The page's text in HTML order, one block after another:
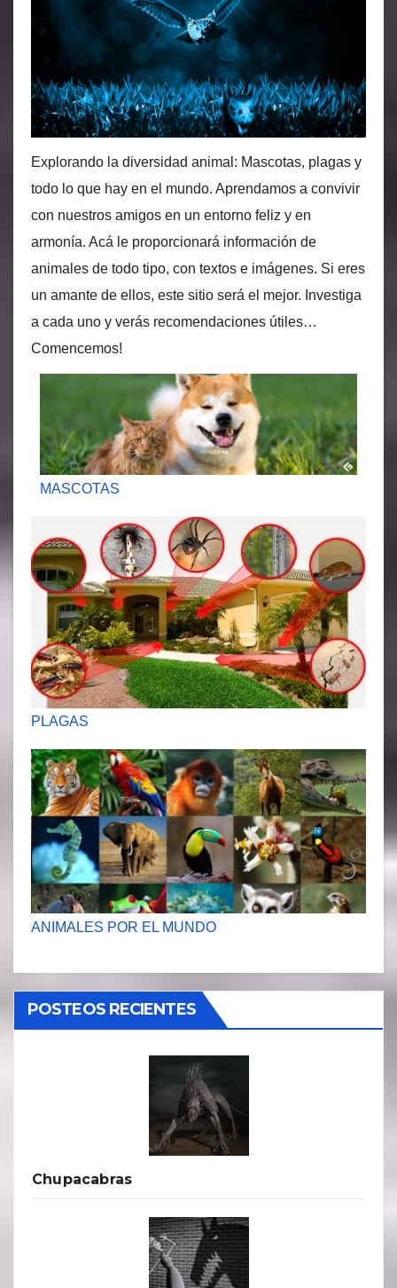
Explorando la diversidad animal: Mascotas, plagas y
todo lo que hay en el mundo. Aprendamos a convivir
con nuestros amigos en un entorno feliz y en
armonía. Acá le proporcionará información de
animales de todo tipo, con textos e imágenes. Si eres
un amante de ellos, este sitio será el mejor. Investiga
a cada uno y verás recomendaciones útiles…
Comencemos!
MASCOTAS
PLAGAS
ANIMALES POR EL MUNDO
POSTEOS RECIENTES
Chupacabras